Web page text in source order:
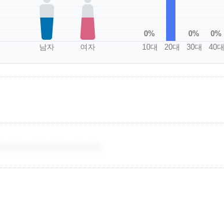
남자 여자
0%
10대
20대
0%
30대
0%
40대